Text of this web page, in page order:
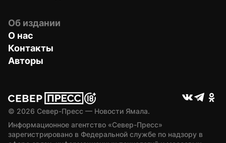
Об издании
О нас
Контакты
Авторы
© 2026 Север-Пресс — Новости Ямала.
Информационное агентство «Север-Пресс»
зарегистрировано в Федеральной службе по надзору в